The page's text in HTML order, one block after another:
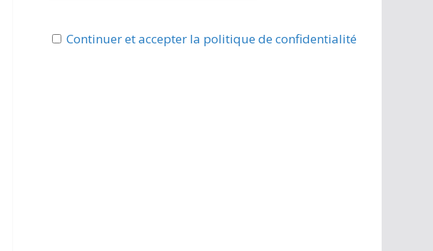
Continuer et accepter la politique de confidentialité